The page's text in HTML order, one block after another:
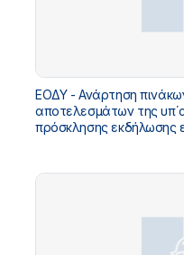
ΕΟΔΥ - Ανάρτηση
αποτελεσμάτων της
πρόσκλησης εκδήλωσης